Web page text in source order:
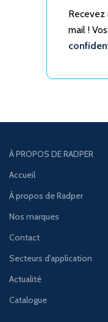
mail !
À PROPOS DE RADPER
Accueil
À propos de Radper
Nos marques
Contact
Secteurs d'application
Actualité
Catalogue